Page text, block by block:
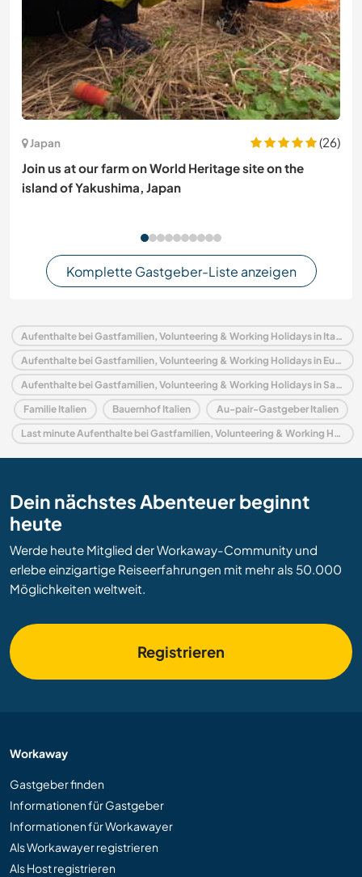
Japan
(26)
Join us at our farm on World Heritage site on the
island of Yakushima, Japan
Komplette Gastgeber-Liste anzeigen
Aufenthalte bei Gastfamilien, Volunteering & Working Holidays in Italien
Aufenthalte bei Gastfamilien, Volunteering & Working Holidays in Europa
Aufenthalte bei Gastfamilien, Volunteering & Working Holidays in Sardinien
Familie Italien Bauernhof Italien Au-pair-Gastgeber Italien
Last minute Aufenthalte bei Gastfamilien, Volunteering & Working Holidays in Italien
Dein nächstes Abenteuer beginnt
heute
Werde heute Mitglied der Workaway-Community und
erlebe einzigartige Reiseerfahrungen mit mehr als 50.000
Möglichkeiten weltweit.
Registrieren
Workaway
Gastgeber finden
Informationen für Gastgeber
Informationen für Workawayer
Als Workawayer registrieren
Als Host registrieren